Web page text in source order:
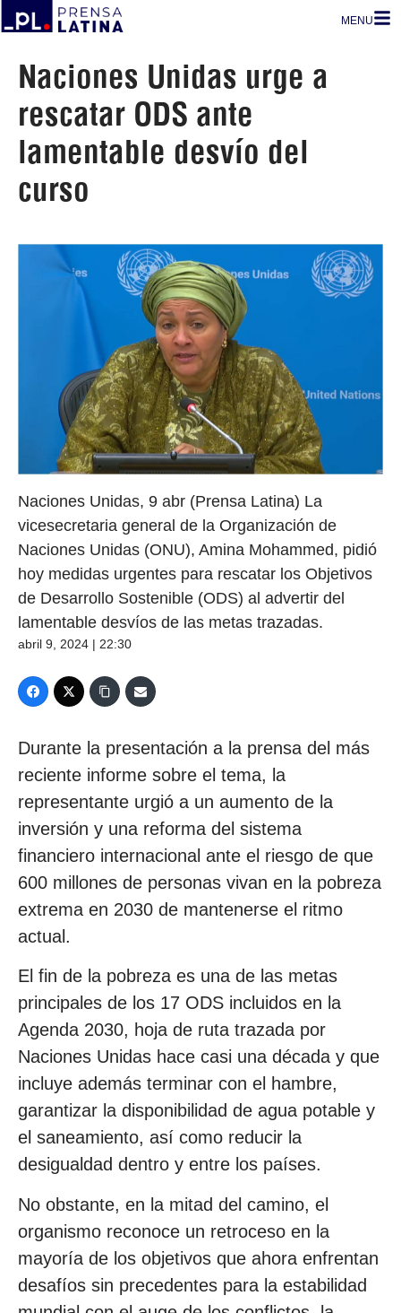
MENU
Naciones Unidas urge a
rescatar ODS ante
lamentable desvío del
curso
Naciones Unidas, 9 abr (Prensa Latina) La
vicesecretaria general de la Organización de
Naciones Unidas (ONU), Amina Mohammed, pidió
hoy medidas urgentes para rescatar los Objetivos
de Desarrollo Sostenible (ODS) al advertir del
lamentable desvíos de las metas trazadas.
abril 9, 2024 | 22:30
Durante la presentación a la prensa del más
reciente informe sobre el tema, la
representante urgió a un aumento de la
inversión y una reforma del sistema
financiero internacional ante el riesgo de que
600 millones de personas vivan en la pobreza
extrema en 2030 de mantenerse el ritmo
actual.
El fin de la pobreza es una de las metas
principales de los 17 ODS incluidos en la
Agenda 2030, hoja de ruta trazada por
Naciones Unidas hace casi una década y que
incluye además terminar con el hambre,
garantizar la disponibilidad de agua potable y
el saneamiento, así como reducir la
desigualdad dentro y entre los países.
No obstante, en la mitad del camino, el
organismo reconoce un retroceso en la
mayoría de los objetivos que ahora enfrentan
desafíos sin precedentes para la estabilidad